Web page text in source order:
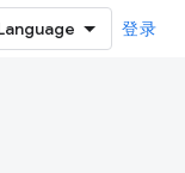
登录